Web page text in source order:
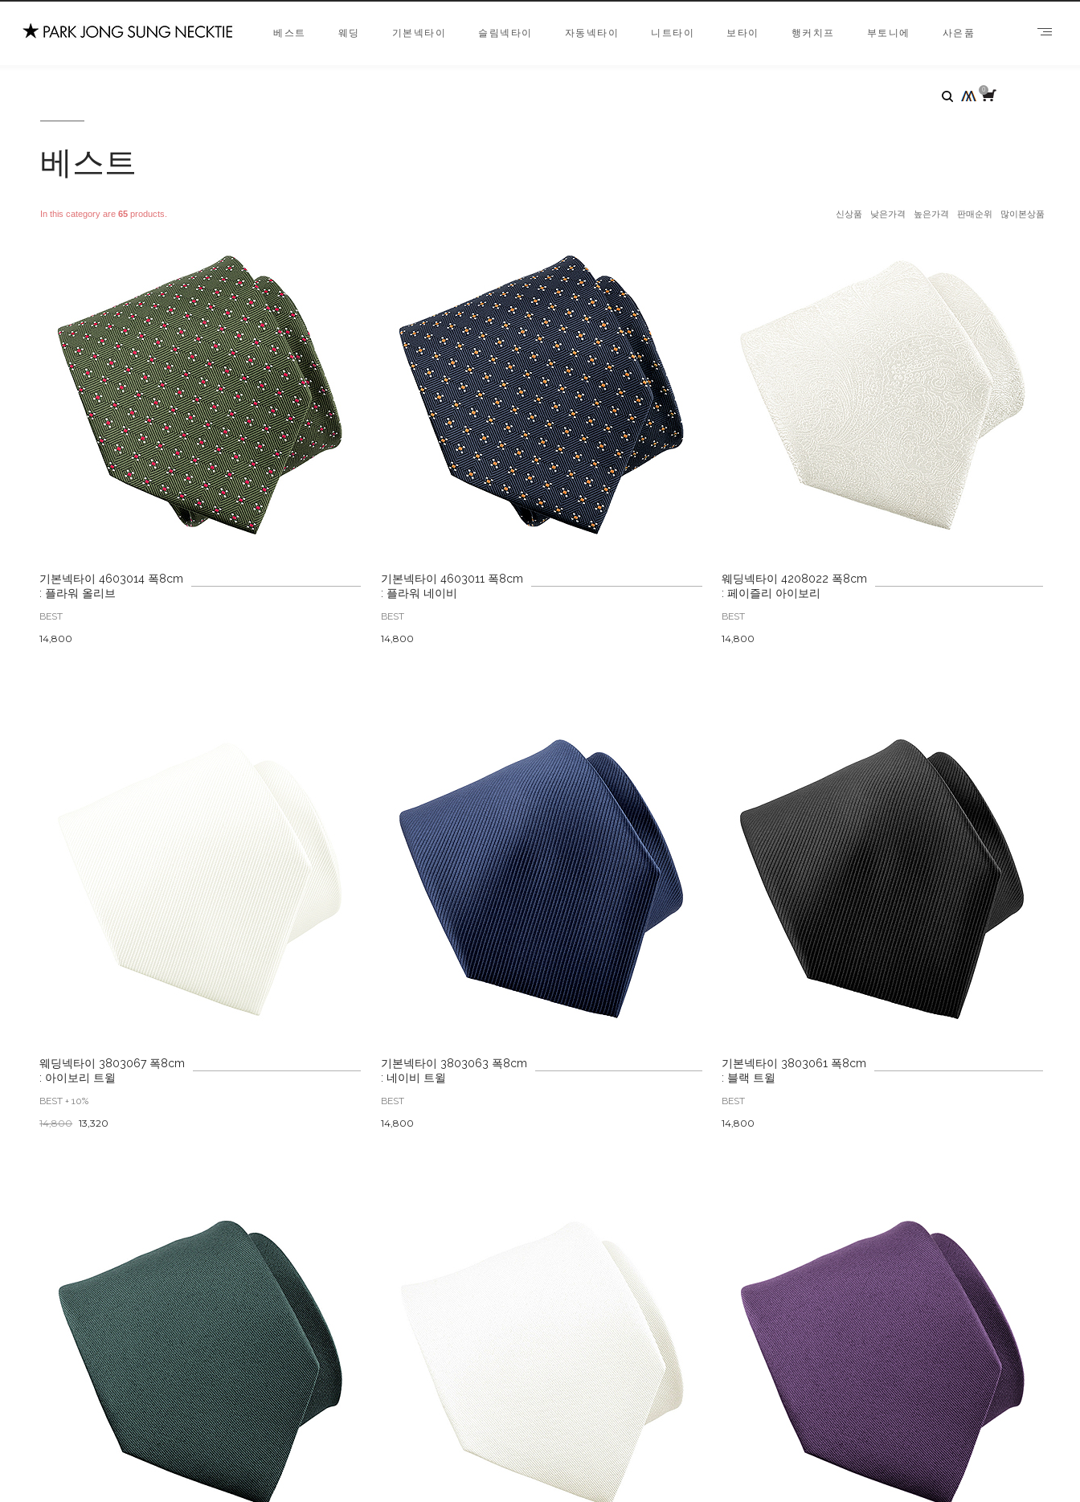
베스트 웨딩 기본넥타이 슬림넥타이 자동넥타이 니트타이 보타이 행커치프 부토니에 사은품
0
베스트
In this category are 65 products. 신상품 낮은가격 높은가격 판매순위 많이본상품
기본넥타이 4603014 폭8cm
: 플라워 올리브
BEST
14,800
기본넥타이 4603011 폭8cm
: 플라워 네이비
BEST
14,800
웨딩넥타이 4208022 폭8cm
: 페이즐리 아이보리
BEST
14,800
웨딩넥타이 3803067 폭8cm
: 아이보리 트윌
BEST + 10%
14,800 13,320
기본넥타이 3803063 폭8cm
: 네이비 트윌
BEST
14,800
기본넥타이 3803061 폭8cm
: 블랙 트윌
BEST
14,800